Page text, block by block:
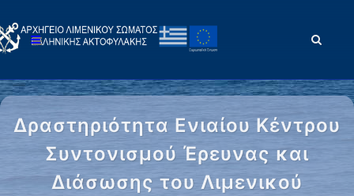
Δραστηριότητα Ενιαίου Κέντρου
Συντονισμού Έρευνας και
Διάσωσης του Λιμενικού